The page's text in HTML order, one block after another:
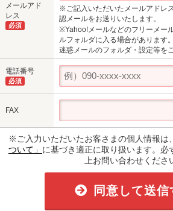
メールアド
レス
必須
※ご記入いただいたメールアドレ
認メールをお送りいたします。
※Yahoo!メールなどのフリーメー
ルフォルダに入る場合があります。
迷惑メールのフォルダ・設定等を
電話番号
必須
FAX
※ご入力いただいたお客さまの個人情報は、
ついて」 に基づき適正に取り扱います。必
上お問い合わせくださ
同意して送信